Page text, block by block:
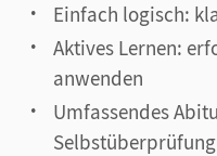
Einfach logisch:
Aktives Lernen:
anwenden
Umfassendes